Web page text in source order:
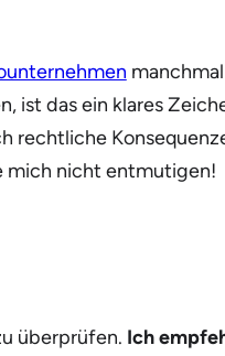
ist das ein klares
rechtliche
mich nicht entmutigen!
überprüfen. Ich